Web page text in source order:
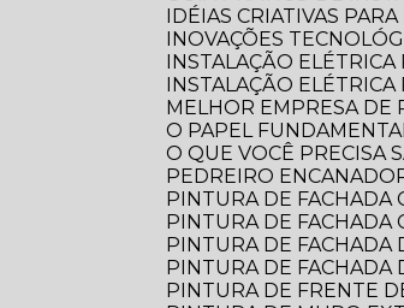
IDÉIAS CRIATIVAS
INOVAÇÕES
INSTALAÇÃO
INSTALAÇÃO
MELHOR EMPRESA
O PAPEL
O QUE VOCÊ
PEDREIRO
PINTURA DE
PINTURA DE
PINTURA DE FACHADA
PINTURA DE
PINTURA DE FRENTE